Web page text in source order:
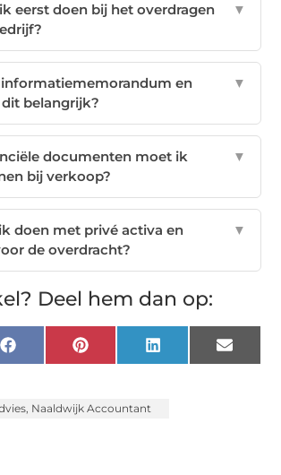
eerst doen bij het overdragen
▼
informatiememorandum en
belangrijk?
▼
documenten moet ik
bij verkoop?
▼
doen met privé activa en
de overdracht?
▼
Deel hem dan op:
FacebookPinterest LinkedIn Email
, Naaldwijk Accountant